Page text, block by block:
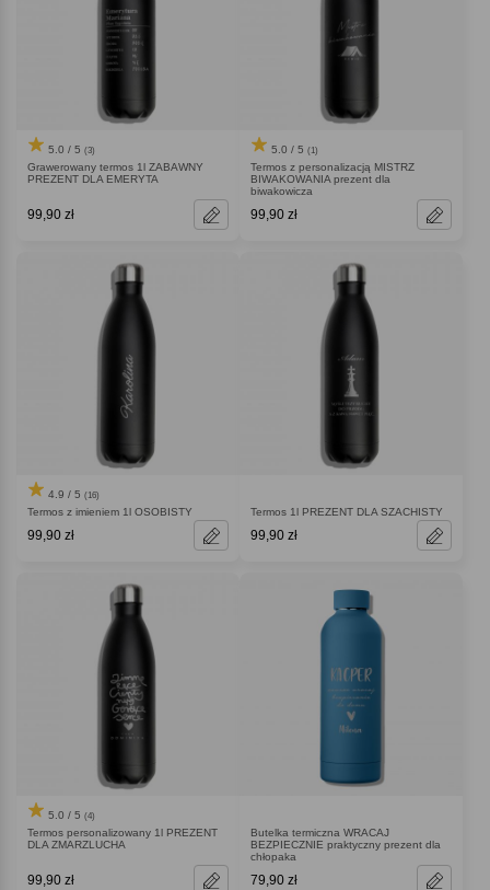
5.0 / 5 (3)
Grawerowany termos 1l ZABAWNY
PREZENT DLA EMERYTA
99,90 zł
5.0 / 5 (1)
Termos z personalizacją MISTRZ
BIWAKOWANIA prezent dla
biwakowicza
99,90 zł
4.9 / 5 (16)
Termos z imieniem 1l OSOBISTY
99,90 zł
Termos 1l PREZENT DLA SZACHISTY
99,90 zł
5.0 / 5 (4)
Termos personalizowany 1l PREZENT
DLA ZMARZLUCHA
99,90 zł
Butelka termiczna WRACAJ
BEZPIECZNIE praktyczny prezent dla
chłopaka
79,90 zł